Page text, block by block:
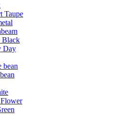
Taupe
Black
Day
bean